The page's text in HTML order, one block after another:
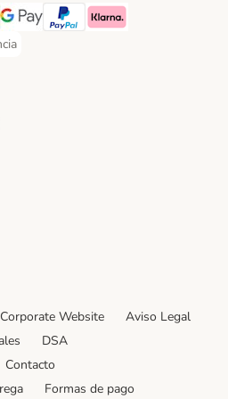
Payment Method
Payment Method
Google Pay Payment Method
PayPal Payment Method
Klarna Payment Method
Payment Method
Method
Method
paack Shipping Method
Corporate Website
Aviso Legal
DSA
Contacto
Formas de pago